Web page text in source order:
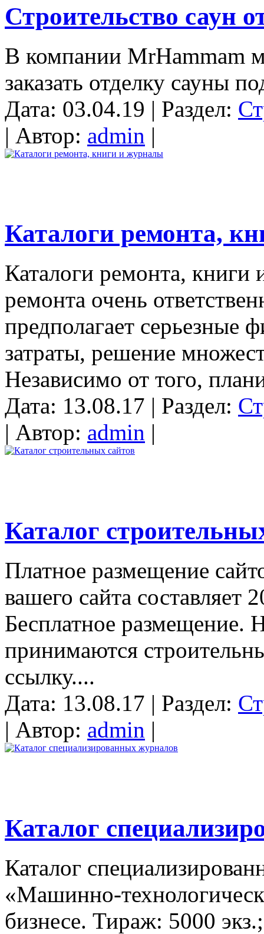
Строительство саун
В компании MrHammam
заказать отделку сауны
Дата: 03.04.19 | Раздел:
| Автор: admin |
Каталоги ремонта,
Каталоги ремонта,
ремонта очень
предполагает серьезные
затраты, решение
Независимо от того,
Дата: 13.08.17 | Раздел:
| Автор: admin |
Каталог
Платное размещение
вашего сайта составляет
Бесплатное размещение.
принимаются
ссылку....
Дата: 13.08.17 | Раздел:
| Автор: admin |
Каталог
Каталог
«Машинно-
бизнесе. Тираж: 5000